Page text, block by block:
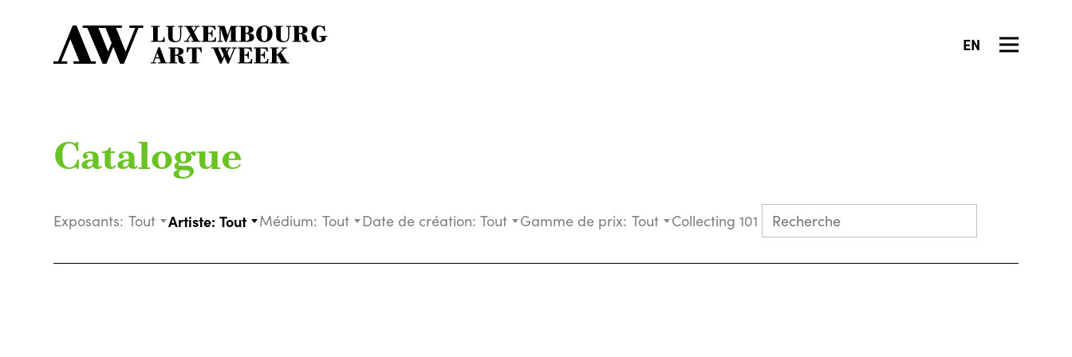
EN
Catalogue
Exposants: Tout Artiste: Tout Médium: Tout Date de création: Tout Gamme de prix: Tout Collecting 101